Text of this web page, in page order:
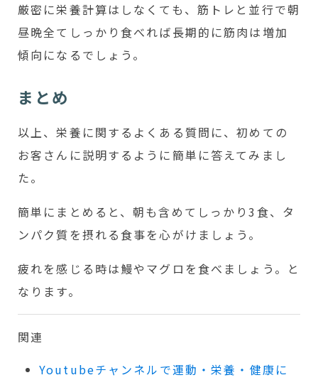
厳密に栄養計算はしなくても、筋トレと並行で朝
昼晩全てしっかり食べれば長期的に筋肉は増加
傾向になるでしょう。
まとめ
以上、栄養に関するよくある質問に、初めての
お客さんに説明するように簡単に答えてみまし
た。
簡単にまとめると、朝も含めてしっかり3食、タ
ンパク質を摂れる食事を心がけましょう。
疲れを感じる時は鰻やマグロを食べましょう。と
なります。
関連
Youtubeチャンネルで運動・栄養・健康に